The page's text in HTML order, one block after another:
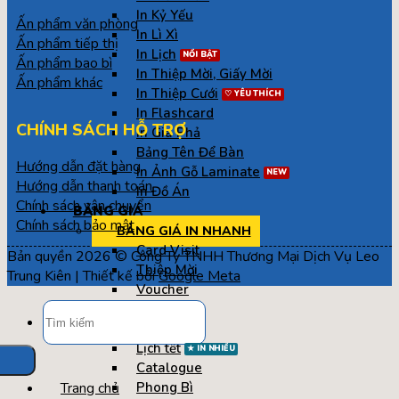
In Kỷ Yếu
In Lì Xì
In Lịch
In Thiệp Mời, Giấy Mời
In Thiệp Cưới
In Flashcard
In Gia Phả
Bảng Tên Để Bàn
In Ảnh Gỗ Laminate
In Đồ Án
BẢNG GIÁ
BẢNG GIÁ IN NHANH
Card Visit
Thiệp Mời
Voucher
Lịch tết
Catalogue
Phong Bì
Ấn phẩm văn phòng
Ấn phẩm tiếp thị
Ấn phẩm bao bì
Ấn phẩm khác
CHÍNH SÁCH HỖ TRỢ
Hướng dẫn đặt hàng
Hướng dẫn thanh toán
Chính sách vận chuyển
Chính sách bảo mật
Bản quyền 2026 © Công Ty TNHH Thương Mại Dịch Vụ Leo
Trung Kiên | Thiết kế bởiGoogle Meta
Tìm
kiếm:
Trang chủ